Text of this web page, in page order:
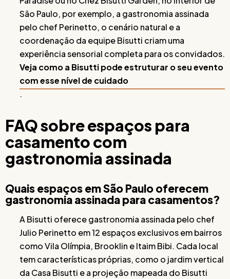
São Paulo, por exemplo, a gastronomia assinada
pelo chef Perinetto, o cenário natural e a
coordenação da equipe Bisutti criam uma
experiência sensorial completa para os convidados.
Veja como a Bisutti pode estruturar o seu evento
com esse nível de cuidado
.
FAQ sobre espaços para
casamento com
gastronomia assinada
Quais espaços em São Paulo oferecem
gastronomia assinada para casamentos?
A Bisutti oferece gastronomia assinada pelo chef
Julio Perinetto em 12 espaços exclusivos em bairros
como Vila Olímpia, Brooklin e Itaim Bibi. Cada local
tem características próprias, como o jardim vertical
da Casa Bisutti e a projeção mapeada do Bisutti